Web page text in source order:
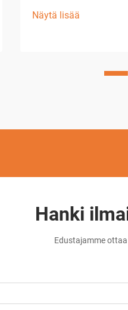
vaatii tarkkuutta,
tunnetaan myös
Näytä lisää
Hanki
Edustajamme